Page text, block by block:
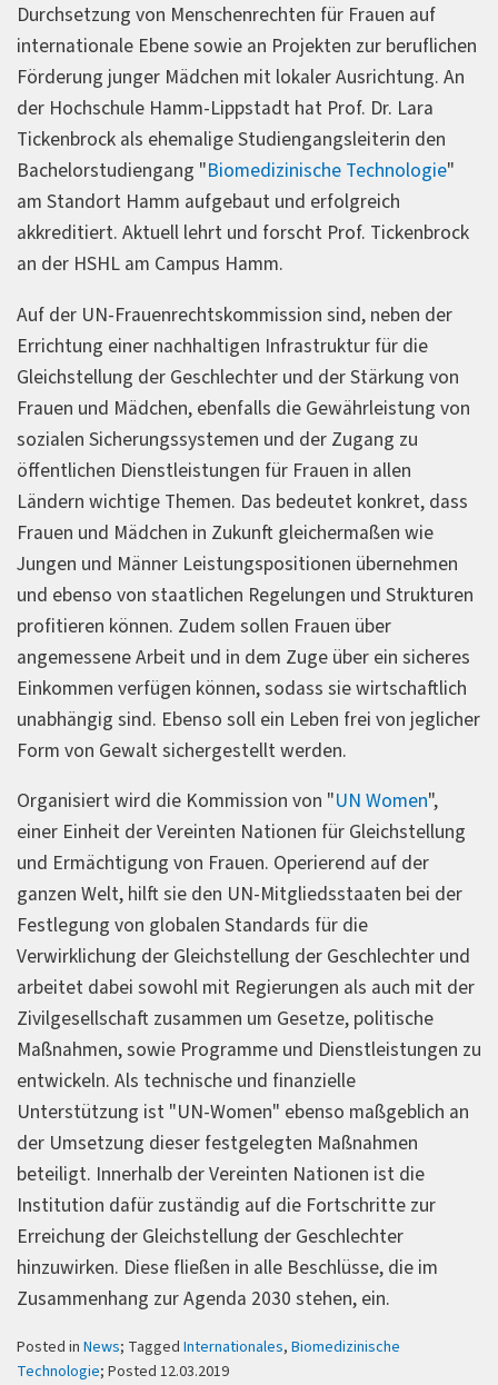
Durchsetzung von Menschenrechten für Frauen auf
internationale Ebene sowie an Projekten zur beruflichen
Förderung junger Mädchen mit lokaler Ausrichtung. An
der Hochschule Hamm-Lippstadt hat Prof. Dr. Lara
Tickenbrock als ehemalige Studiengangsleiterin den
Bachelorstudiengang "Biomedizinische Technologie"
am Standort Hamm aufgebaut und erfolgreich
akkreditiert. Aktuell lehrt und forscht Prof. Tickenbrock
an der HSHL am Campus Hamm.
Auf der UN-Frauenrechtskommission sind, neben der
Errichtung einer nachhaltigen Infrastruktur für die
Gleichstellung der Geschlechter und der Stärkung von
Frauen und Mädchen, ebenfalls die Gewährleistung von
sozialen Sicherungssystemen und der Zugang zu
öffentlichen Dienstleistungen für Frauen in allen
Ländern wichtige Themen. Das bedeutet konkret, dass
Frauen und Mädchen in Zukunft gleichermaßen wie
Jungen und Männer Leistungspositionen übernehmen
und ebenso von staatlichen Regelungen und Strukturen
profitieren können. Zudem sollen Frauen über
angemessene Arbeit und in dem Zuge über ein sicheres
Einkommen verfügen können, sodass sie wirtschaftlich
unabhängig sind. Ebenso soll ein Leben frei von jeglicher
Form von Gewalt sichergestellt werden.
Organisiert wird die Kommission von "UN Women",
einer Einheit der Vereinten Nationen für Gleichstellung
und Ermächtigung von Frauen. Operierend auf der
ganzen Welt, hilft sie den UN-Mitgliedsstaaten bei der
Festlegung von globalen Standards für die
Verwirklichung der Gleichstellung der Geschlechter und
arbeitet dabei sowohl mit Regierungen als auch mit der
Zivilgesellschaft zusammen um Gesetze, politische
Maßnahmen, sowie Programme und Dienstleistungen zu
entwickeln. Als technische und finanzielle
Unterstützung ist "UN-Women" ebenso maßgeblich an
der Umsetzung dieser festgelegten Maßnahmen
beteiligt. Innerhalb der Vereinten Nationen ist die
Institution dafür zuständig auf die Fortschritte zur
Erreichung der Gleichstellung der Geschlechter
hinzuwirken. Diese fließen in alle Beschlüsse, die im
Zusammenhang zur Agenda 2030 stehen, ein.
Posted in News; Tagged Internationales, Biomedizinische
Technologie; Posted 12.03.2019